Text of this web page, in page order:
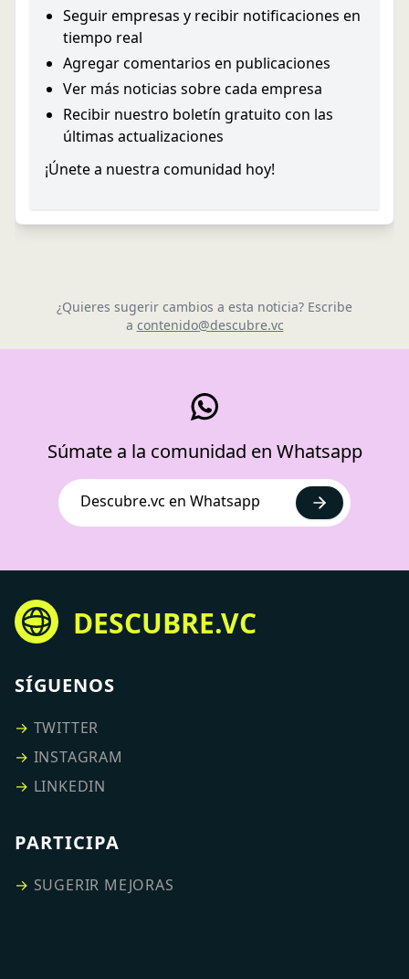
Seguir empresas y recibir notificaciones en
tiempo real
Agregar comentarios en publicaciones
Ver más noticias sobre cada empresa
Recibir nuestro boletín gratuito con las
últimas actualizaciones
¡Únete a nuestra comunidad hoy!
¿Quieres sugerir cambios a esta noticia? Escribe
a contenido@descubre.vc
Súmate a la comunidad en Whatsapp
Descubre.vc en Whatsapp
DESCUBRE.VC
SÍGUENOS
→ TWITTER
→ INSTAGRAM
→ LINKEDIN
PARTICIPA
→ SUGERIR MEJORAS